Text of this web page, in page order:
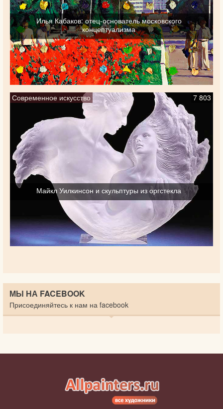
Илья Кабаков: отец-основатель московского
концептуализма
Современное искусство 7 803
Майкл Уилкинсон и скульптуры из оргстекла
МЫ НА FACEBOOK
Присоединяйтесь к нам на facebook